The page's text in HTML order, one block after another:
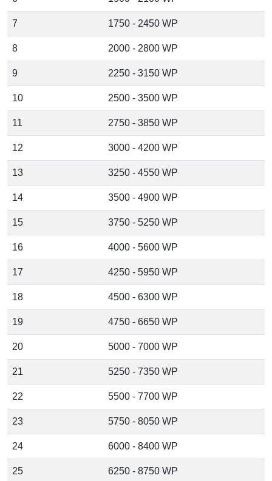
7 1750 - 2450 WP
8 2000 - 2800 WP
9 2250 - 3150 WP
10 2500 - 3500 WP
11 2750 - 3850 WP
12 3000 - 4200 WP
13 3250 - 4550 WP
14 3500 - 4900 WP
15 3750 - 5250 WP
16 4000 - 5600 WP
17 4250 - 5950 WP
18 4500 - 6300 WP
19 4750 - 6650 WP
20 5000 - 7000 WP
21 5250 - 7350 WP
22 5500 - 7700 WP
23 5750 - 8050 WP
24 6000 - 8400 WP
25 6250 - 8750 WP